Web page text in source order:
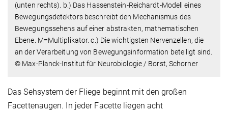
(unten rechts). b.) Das Hassenstein-Reichardt-Modell eines
Bewegungsdetektors beschreibt den Mechanismus des
Bewegungssehens auf einer abstrakten, mathematischen
Ebene. M=Multiplikator. c.) Die wichtigsten Nervenzellen, die
an der Verarbeitung von Bewegungsinformation beteiligt sind.
© Max-Planck-Institut für Neurobiologie / Borst, Schorner
Das Sehsystem der Fliege beginnt mit den großen
Facettenaugen. In jeder Facette liegen acht